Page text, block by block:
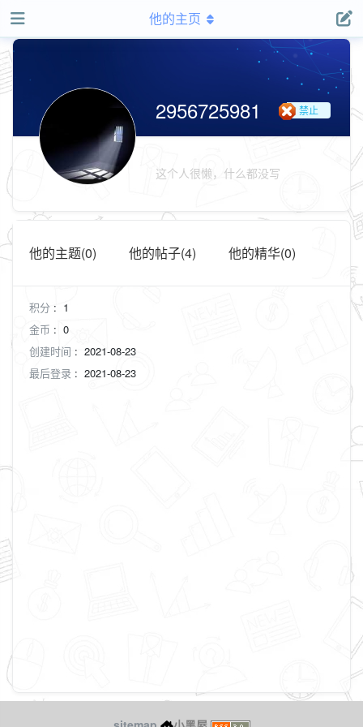
他的主页
2956725981
禁止
这个人很懒，什么都没写
他的主题(0) 他的帖子(4) 他的精华(0)
积分 : 1
金币 : 0
创建时间 : 2021-08-23
最后登录 : 2021-08-23